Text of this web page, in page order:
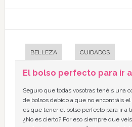
BELLEZA CUIDADOS
El bolso perfecto para ir
Seguro que todas vosotras tenéis una
de bolsos debido a que no encontráis el
es que tener el bolso perfecto para ir a
¿No es cierto? Por eso siempre que